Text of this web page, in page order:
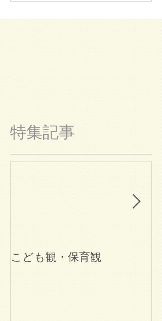
特集記事
こども観・保育観